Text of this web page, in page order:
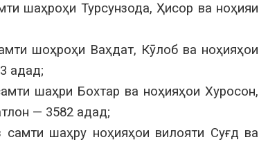
шаҳроҳи Турсунзода, Ҳисор ва ноҳияи
шоҳроҳи Ваҳдат, Кӯлоб ва ноҳияҳои
адад;
шаҳри Бохтар ва ноҳияҳои Хуросон,
— 3582 адад;
шаҳру ноҳияҳои вилояти Суғд ва